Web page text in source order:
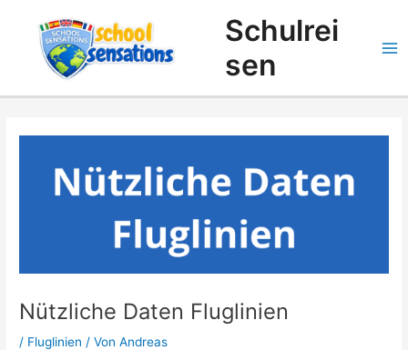
springen
Schulrei
sen
Nützliche Daten Fluglinien
/ Fluglinien / VonAndreas